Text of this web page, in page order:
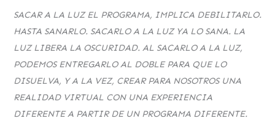
SACAR A LA LUZ EL PROGRAMA, IMPLICA DEBILITARLO.
HASTA SANARLO. SACARLO A LA LUZ YA LO SANA. LA
LUZ LIBERA LA OSCURIDAD. AL SACARLO A LA LUZ,
PODEMOS ENTREGARLO AL DOBLEPARA QUE LO
DISUELVA, Y A LA VEZ, CREAR PARA NOSOTROS UNA
REALIDAD VIRTUAL CON UNA EXPERIENCIA
DIFERENTE A PARTIR DE UN PROGRAMA DIFERENTE.